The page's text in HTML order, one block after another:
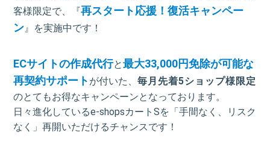
客様限定で、『再スタート応援！復活キャンペー
ン』を実施中です！
ECサイトの作成代行と最大33,000円免除が可能な
再契約サポート が付いた、毎月先着5ショップ様限定
のとてもお得なキャンペーンとなっております。
日々進化しているe-shopsカートSを「手間なく、リスク
なく」再開いただけるチャンスです！